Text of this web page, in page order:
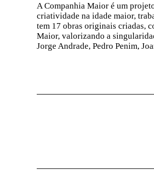
A Companhia Maior é um
criatividade na idade maior,
tem 17 obras originais criadas,
Maior, valorizando a
Jorge Andrade, Pedro Penim,